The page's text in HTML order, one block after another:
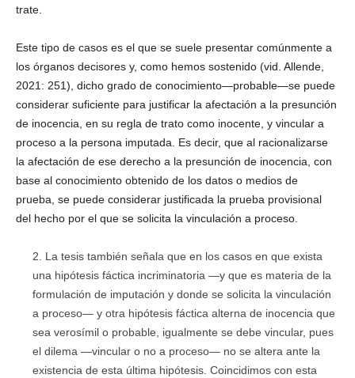
trate.
Este tipo de casos es el que se suele presentar comúnmente a
los órganos decisores y, como hemos sostenido (vid. Allende,
2021: 251), dicho grado de conocimiento—probable—se puede
considerar suficiente para justificar la afectación a la presunción
de inocencia, en su regla de trato como inocente, y vincular a
proceso a la persona imputada. Es decir, que al racionalizarse
la afectación de ese derecho a la presunción de inocencia, con
base al conocimiento obtenido de los datos o medios de
prueba, se puede considerar justificada la prueba provisional
del hecho por el que se solicita la vinculación a proceso.
La tesis también señala que en los casos en que exista
una hipótesis fáctica incriminatoria —y que es materia de la
formulación de imputación y donde se solicita la vinculación
a proceso— y otra hipótesis fáctica alterna de inocencia que
sea verosímil o probable, igualmente se debe vincular, pues
el dilema —vincular o no a proceso— no se altera ante la
existencia de esta última hipótesis. Coincidimos con esta